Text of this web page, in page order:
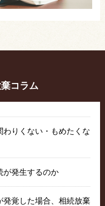
コラム
わりくない・もめたくな
が発生するのか
発覚した場合、相続放棄